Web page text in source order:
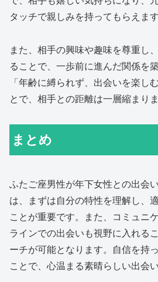
タッチで親しみを持ってもらえます
また、相手の興味や趣味を尊重し
ることで、一歩前に進んだ関係を
「年齢に縛られず、出会いを楽し
とで、相手との距離は一層縮まりま
まとめ
ふたご座男性が年下女性との出会
は、まずは自分の特性を理解し、
ことが重要です。また、コミュニ
ラインでの出会いも視野に入れる
ーチが可能となります。自信を持
ことで、心温まる素晴らしい出会